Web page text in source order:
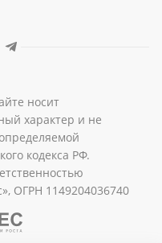
носит
характер и не
кодекса РФ.
ОГРН 1149204036740